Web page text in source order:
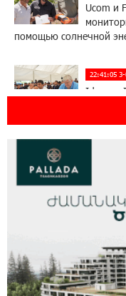
Ucom и
помощью солнечной
22:41:05 3-
Idram и
Seaside
В
imID